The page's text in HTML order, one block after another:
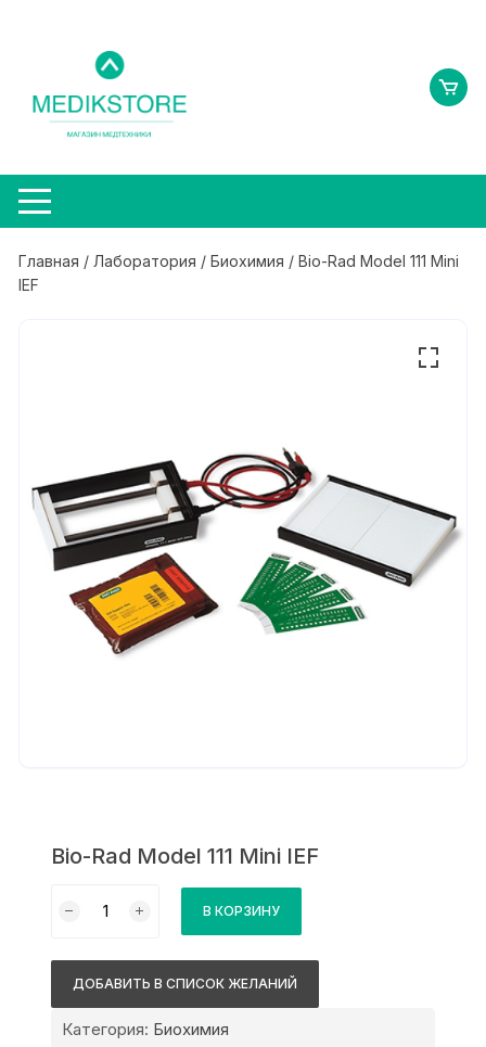
содержимому
Главная / Лаборатория /Биохимия / Bio-Rad Model 111 Mini
IEF
Bio-Rad Model 111 Mini IEF
товара
111
В КОРЗИНУ
ДОБАВИТЬ В СПИСОК ЖЕЛАНИЙ
Категория: Биохимия